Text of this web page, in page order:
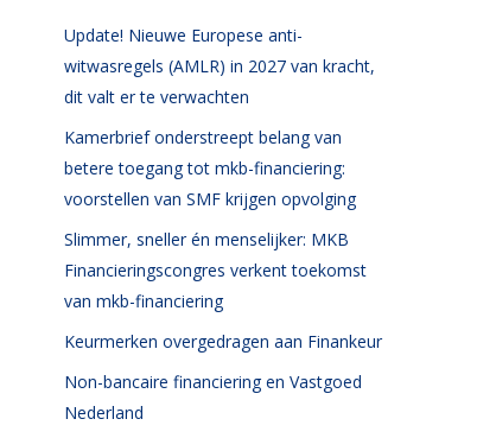
Update! Nieuwe Europese anti-
witwasregels (AMLR) in 2027 van kracht,
dit valt er te verwachten
Kamerbrief onderstreept belang van
betere toegang tot mkb-financiering:
voorstellen van SMF krijgen opvolging
Slimmer, sneller én menselijker: MKB
Financieringscongres verkent toekomst
van mkb-financiering
Keurmerken overgedragen aan Finankeur
Non-bancaire financiering en Vastgoed
Nederland